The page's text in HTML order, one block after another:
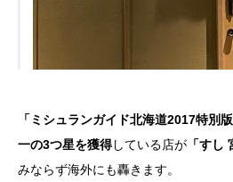
「ミシュランガイド北海道2017特別版
一の3つ星を獲得している店が 「すし
みならず海外にも轟きます。